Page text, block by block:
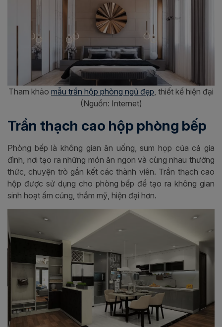
Tham khảo mẫu trần hộp phòng ngủ đẹp , thiết kế hiện đại
(Nguồn: Internet)
Trần thạch cao hộp phòng bếp
Phòng bếp là không gian ăn uống, sum họp của cả gia
đình, nơi tạo ra những món ăn ngon và cùng nhau thưởng
thức, chuyện trò gắn kết các thành viên. Trần thạch cao
hộp được sử dụng cho phòng bếp để tạo ra không gian
sinh hoạt ấm cúng, thẩm mỹ, hiện đại hơn.